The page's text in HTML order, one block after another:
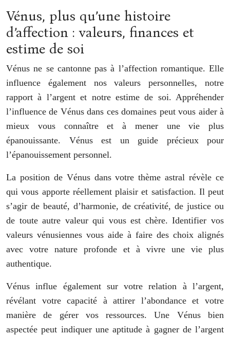
Vénus, plus qu’une histoire
d’affection : valeurs, finances et
estime de soi
Vénus ne se cantonne pas à l’affection romantique. Elle
influence également nos valeurs personnelles, notre
rapport à l’argent et notre estime de soi. Appréhender
l’influence de Vénus dans ces domaines peut vous aider à
mieux vous connaître et à mener une vie plus
épanouissante. Vénus est un guide précieux pour
l’épanouissement personnel.
La position de Vénus dans votre thème astral révèle ce
qui vous apporte réellement plaisir et satisfaction. Il peut
s’agir de beauté, d’harmonie, de créativité, de justice ou
de toute autre valeur qui vous est chère. Identifier vos
valeurs vénusiennes vous aide à faire des choix alignés
avec votre nature profonde et à vivre une vie plus
authentique.
Vénus influe également sur votre relation à l’argent,
révélant votre capacité à attirer l’abondance et votre
manière de gérer vos ressources. Une Vénus bien
aspectée peut indiquer une aptitude à gagner de l’argent